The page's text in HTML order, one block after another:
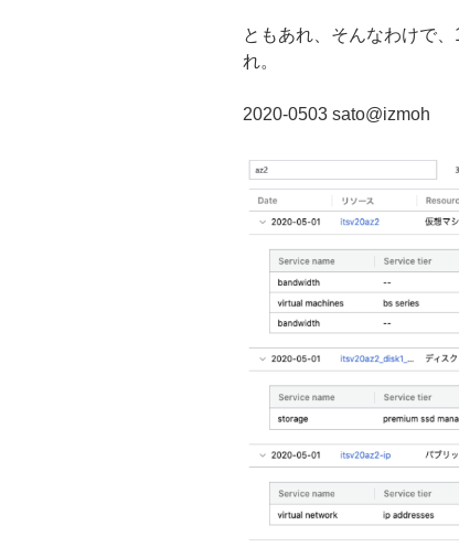
ともあれ、そんなわけで
れ。
2020-0503 sato@izmoh